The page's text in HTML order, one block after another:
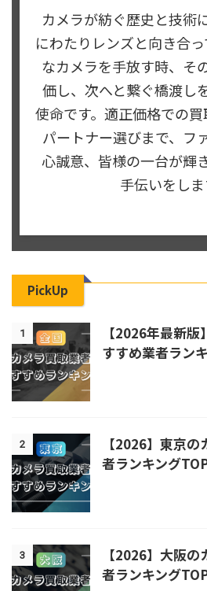
カメラが紡ぐ歴史と技術
にわたりレンズと向き合
なカメラを手放す時、そ
価し、次へと繋ぐ橋渡し
使命です。適正価格での
パートナー選びまで、フ
心誠意、皆様の一台が輝
手伝いをしま
PickUp
1
【2026年最新
すすめ業者ラン
2
【2026】東京
者ランキング
3
【2026】大阪
者ランキング